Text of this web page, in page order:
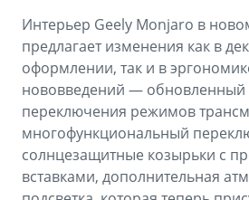
Интерьер Geely Monjaro в
предлагает изменения как в
оформлении, так и в
нововведений — обновленный
переключения режимов
многофункциональный
солнцезащитные козырьки с
вставками, дополнительная